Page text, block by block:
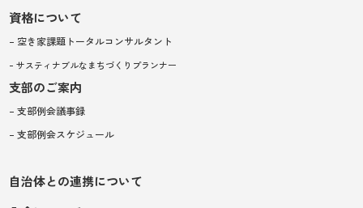
資格について
– 空き家課題トータルコンサルタント
– サスティナブルなまちづくりプランナー
支部のご案内
– 支部例会議事録
– 支部例会スケジュール
自治体との連携について